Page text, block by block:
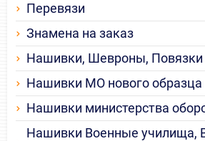
Перевязи
Знамена на заказ
Нашивки, Шевроны, Повязки
Нашивки МО нового образца
Нашивки министерства
Нашивки Военные училища,